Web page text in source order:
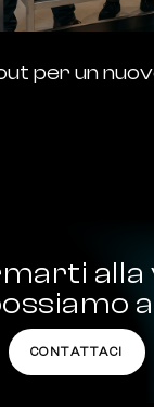
per un
alla
CONTATTACI